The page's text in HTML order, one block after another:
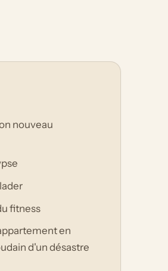
nouveau
fitness
en
d'un désastre